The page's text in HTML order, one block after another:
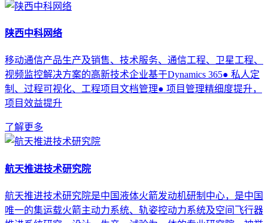
陕西中科网络
移动通信产品生产及销售、技术服务、通信工程、卫星工程、
视频监控解决方案的高新技术企业基于Dynamics 365● 私人定
制、过程可视化、工程项目文档管理● 项目管理精细度提升，
项目效益提升
了解更多
航天推进技术研究院
航天推进技术研究院是中国液体火箭发动机研制中心，是中国
唯一的集运载火箭主动力系统、轨姿控动力系统及空间飞行器